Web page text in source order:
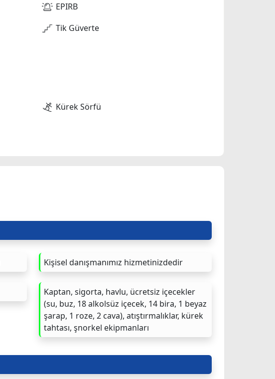
EPIRB
Tik Güverte
Kürek Sörfü
Kişisel danışmanımız hizmetinizdedir
Kaptan, sigorta, havlu, ücretsiz içecekler
(su, buz, 18 alkolsüz içecek, 14 bira, 1 beyaz
şarap, 1 roze, 2 cava), atıştırmalıklar, kürek
tahtası, şnorkel ekipmanları